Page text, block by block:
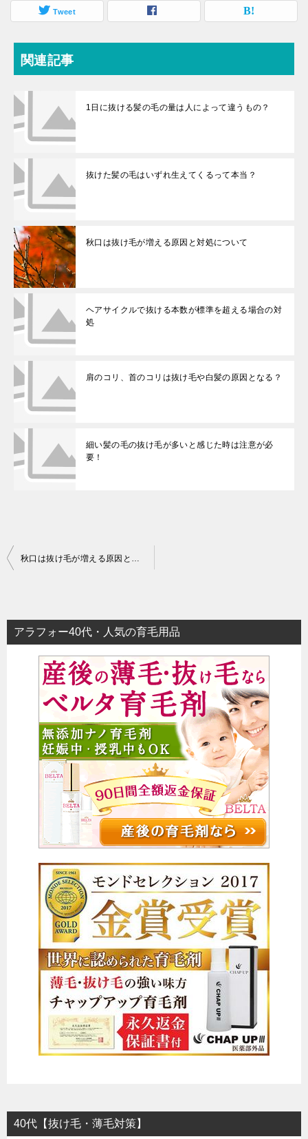
Tweet
関連記事
1日に抜ける髪の毛の量は人によって違うもの？
抜けた髪の毛はいずれ生えてくるって本当？
秋口は抜け毛が増える原因と対処について
ヘアサイクルで抜ける本数が標準を超える場合の対
処
肩のコリ、首のコリは抜け毛や白髪の原因となる？
細い髪の毛の抜け毛が多いと感じた時は注意が必
要！
投
ビ
ゲ
秋口は抜け毛が増える原因と対処について
アラフォー40代・人気の育毛用品
40代【抜け毛・薄毛対策】